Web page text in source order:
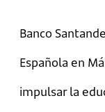
Banco
Española en
impulsar la